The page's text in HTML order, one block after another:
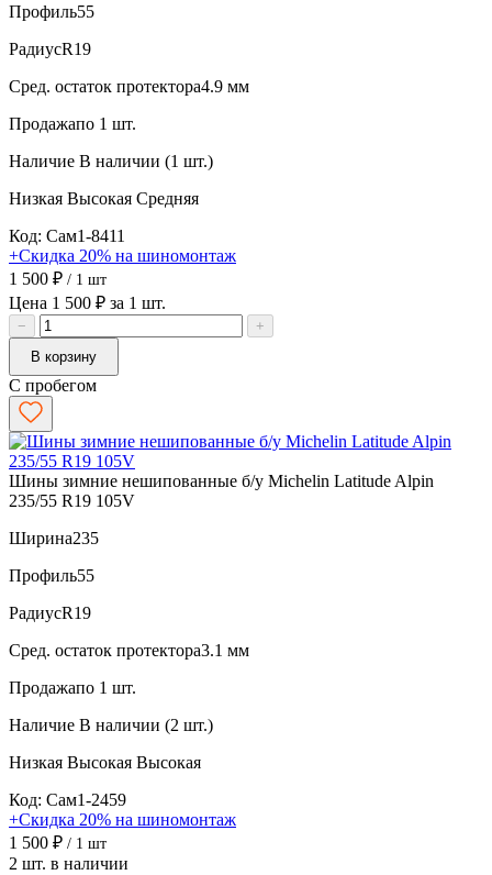
Профиль55
РадиусR19
Сред. остаток протектора4.9 мм
Продажапо 1 шт.
Наличие В наличии (1 шт.)
Низкая Высокая Средняя
Код: Сам1-8411
+Скидка 20% на шиномонтаж
1 500 ₽ / 1 шт
Цена 1 500 ₽ за 1 шт.
−
+
В корзину
С пробегом
Шины зимние нешипованные б/у Michelin Latitude Alpin
235/55 R19 105V
Ширина235
Профиль55
РадиусR19
Сред. остаток протектора3.1 мм
Продажапо 1 шт.
Наличие В наличии (2 шт.)
Низкая Высокая Высокая
Код: Сам1-2459
+Скидка 20% на шиномонтаж
1 500 ₽ / 1 шт
2 шт. в наличии